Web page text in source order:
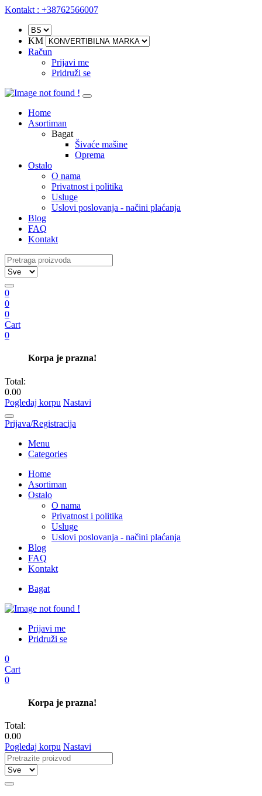
Kontakt : +38762566007
KM
Račun
Prijavi me
Pridruži se
Home
Asortiman
Bagat
Šivaće mašine
Oprema
Ostalo
O nama
Privatnost i politika
Usluge
Uslovi poslovanja - načini plaćanja
Blog
FAQ
Kontakt
0
0
0
Cart
0
Korpa je prazna!
Total:
0.00
Pogledaj korpu Nastavi
Prijava/Registracija
Menu
Categories
Home
Asortiman
Ostalo
O nama
Privatnost i politika
Usluge
Uslovi poslovanja - načini plaćanja
Blog
FAQ
Kontakt
Bagat
Prijavi me
Pridruži se
0
Cart
0
Korpa je prazna!
Total:
0.00
Pogledaj korpu Nastavi